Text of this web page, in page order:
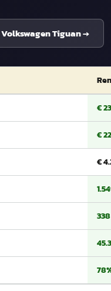
Volkswagen Tiguan→
€
€
€
338